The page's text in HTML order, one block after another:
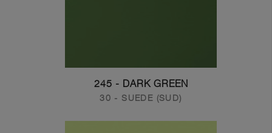
245 - DARK GREEN
30 - SUEDE (SUD)